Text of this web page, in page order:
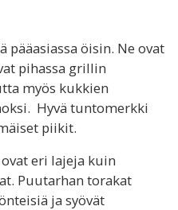
öisin. Ne ovat
pihassa grillin
myös kukkien
Hyvä tuntomerkki
piikit.
eri lajeja kuin
Puutarhan torakat
ja syövät